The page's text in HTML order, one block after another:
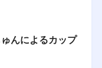
んによるカップ